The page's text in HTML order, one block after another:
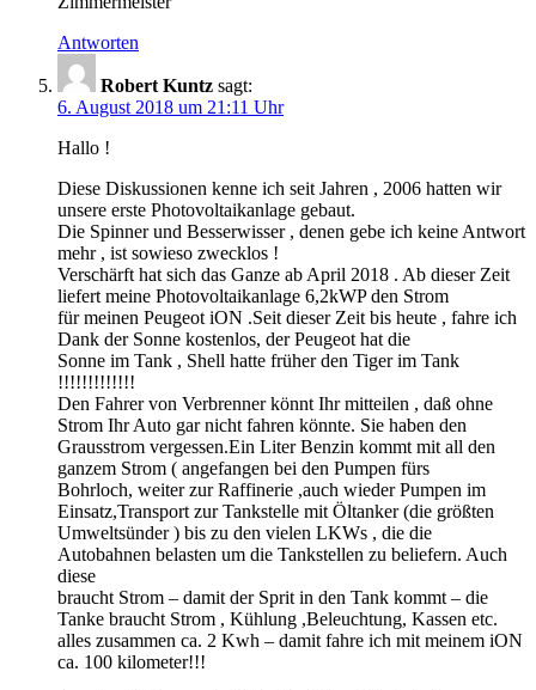
Antworten
Robert Kuntz sagt:
6. August 2018 um 21:11 Uhr
Hallo !
Diese Diskussionen kenne ich seit Jahren , 2006 hatten wir
unsere erste Photovoltaikanlage gebaut.
Die Spinner und Besserwisser , denen gebe ich keine Antwort
mehr , ist sowieso zwecklos !
Verschärft hat sich das Ganze ab April 2018 . Ab dieser Zeit
liefert meine Photovoltaikanlage 6,2kWP den Strom
für meinen Peugeot iON .Seit dieser Zeit bis heute , fahre ich
Dank der Sonne kostenlos, der Peugeot hat die
Sonne im Tank , Shell hatte früher den Tiger im Tank
!!!!!!!!!!!!!
Den Fahrer von Verbrenner könnt Ihr mitteilen , daß ohne
Strom Ihr Auto gar nicht fahren könnte. Sie haben den
Grausstrom vergessen.Ein Liter Benzin kommt mit all den
ganzem Strom ( angefangen bei den Pumpen fürs
Bohrloch, weiter zur Raffinerie ,auch wieder Pumpen im
Einsatz,Transport zur Tankstelle mit Öltanker (die größten
Umweltsünder ) bis zu den vielen LKWs , die die
Autobahnen belasten um die Tankstellen zu beliefern. Auch
diese
braucht Strom – damit der Sprit in den Tank kommt – die
Tanke braucht Strom , Kühlung ,Beleuchtung, Kassen etc.
alles zusammen ca. 2 Kwh – damit fahre ich mit meinem iON
ca. 100 kilometer!!!